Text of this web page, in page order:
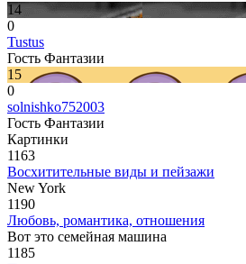
14
0
Tustus
Гость Фантазии
15
0
solnishko752003
Гость Фантазии
Картинки
1163
Восхитительные виды и пейзажи
New York
1190
Любовь, романтика, отношения
Вот это семейная машина
1185